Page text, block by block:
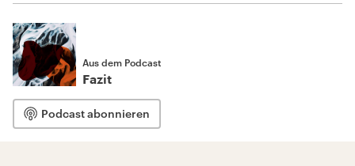
Aus dem Podcast
Fazit
Podcast abonnieren